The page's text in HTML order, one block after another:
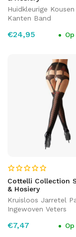
Huidkleurige
Kanten Band
€24,95
Cottelli Collection
& Hosiery
Kruisloos Jarretel
Ingewoven Veters
€7,47